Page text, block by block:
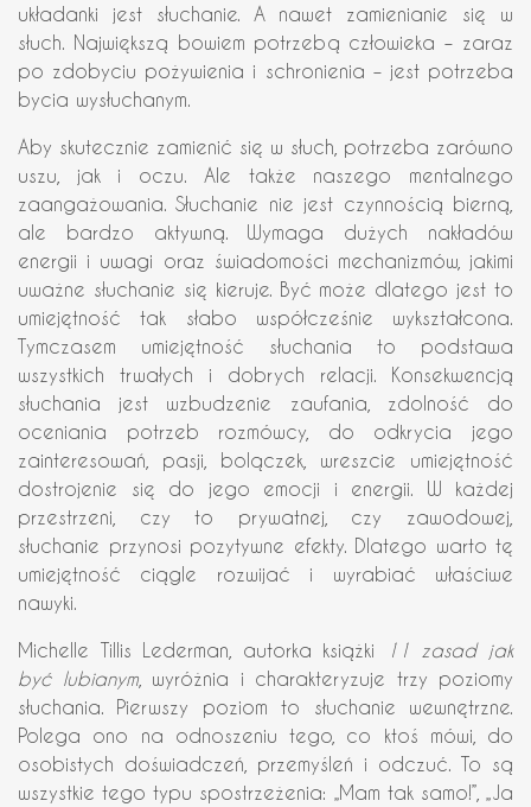
układanki jest słuchanie. A nawet zamienianie się w
słuch. Największą bowiem potrzebą człowieka – zaraz
po zdobyciu pożywienia i schronienia – jest potrzeba
bycia wysłuchanym.
Aby skutecznie zamienić się w słuch, potrzeba zarówno
uszu, jak i oczu. Ale także naszego mentalnego
zaangażowania. Słuchanie nie jest czynnością bierną,
ale bardzo aktywną. Wymaga dużych nakładów
energii i uwagi oraz świadomości mechanizmów, jakimi
uważne słuchanie się kieruje. Być może dlatego jest to
umiejętność tak słabo współcześnie wykształcona.
Tymczasem umiejętność słuchania to podstawa
wszystkich trwałych i dobrych relacji. Konsekwencją
słuchania jest wzbudzenie zaufania, zdolność do
oceniania potrzeb rozmówcy, do odkrycia jego
zainteresowań, pasji, bolączek, wreszcie umiejętność
dostrojenie się do jego emocji i energii. W każdej
przestrzeni, czy to prywatnej, czy zawodowej,
słuchanie przynosi pozytywne efekty. Dlatego warto tę
umiejętność ciągle rozwijać i wyrabiać właściwe
nawyki.
Michelle Tillis Lederman, autorka książki
11 zasad jak
być lubianym, wyróżnia i charakteryzuje trzy poziomy
słuchania. Pierwszy poziom to słuchanie wewnętrzne.
Polega ono na odnoszeniu tego, co ktoś mówi, do
osobistych doświadczeń, przemyśleń i odczuć. To są
wszystkie tego typu spostrzeżenia: „Mam tak samo!”, „Ja